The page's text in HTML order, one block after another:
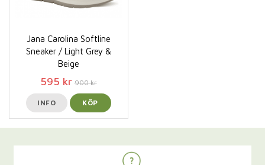
Jana Carolina Softline
Sneaker / Light Grey &
Beige
595 kr 900 kr
INFO KÖP